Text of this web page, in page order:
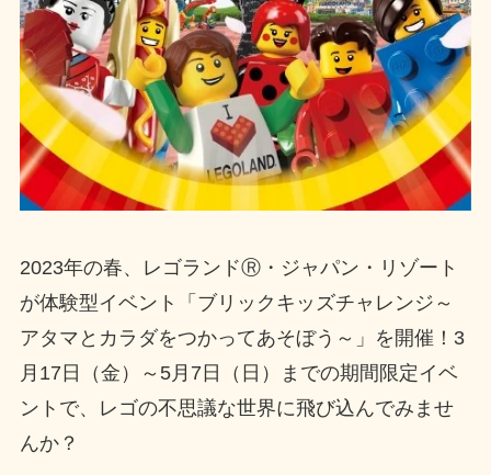
2023年の春、レゴランドⓇ・ジャパン・リゾート
が体験型イベント「ブリックキッズチャレンジ～
アタマとカラダをつかってあそぼう～」を開催！3
月17日（金）～5月7日（日）までの期間限定イベ
ントで、レゴの不思議な世界に飛び込んでみませ
んか？